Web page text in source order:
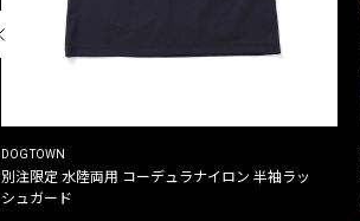
DOGTOWN
別注限定 水陸両用 コーデュラナイロン 半袖ラッ
シュガード